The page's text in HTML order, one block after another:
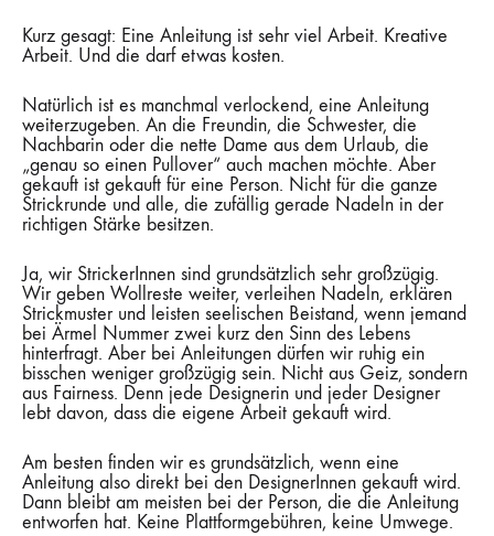
Kurz gesagt: Eine Anleitung ist sehr viel Arbeit. Kreative
Arbeit. Und die darf etwas kosten.
Natürlich ist es manchmal verlockend, eine Anleitung
weiterzugeben. An die Freundin, die Schwester, die
Nachbarin oder die nette Dame aus dem Urlaub, die
„genau so einen Pullover“ auch machen möchte. Aber
gekauft ist gekauft für eine Person. Nicht für die ganze
Strickrunde und alle, die zufällig gerade Nadeln in der
richtigen Stärke besitzen.
Ja, wir StrickerInnen sind grundsätzlich sehr großzügig.
Wir geben Wollreste weiter, verleihen Nadeln, erklären
Strickmuster und leisten seelischen Beistand, wenn jemand
bei Ärmel Nummer zwei kurz den Sinn des Lebens
hinterfragt. Aber bei Anleitungen dürfen wir ruhig ein
bisschen weniger großzügig sein. Nicht aus Geiz, sondern
aus Fairness. Denn jede Designerin und jeder Designer
lebt davon, dass die eigene Arbeit gekauft wird.
Am besten finden wir es grundsätzlich, wenn eine
Anleitung also direkt bei den DesignerInnen gekauft wird.
Dann bleibt am meisten bei der Person, die die Anleitung
entworfen hat. Keine Plattformgebühren, keine Umwege.